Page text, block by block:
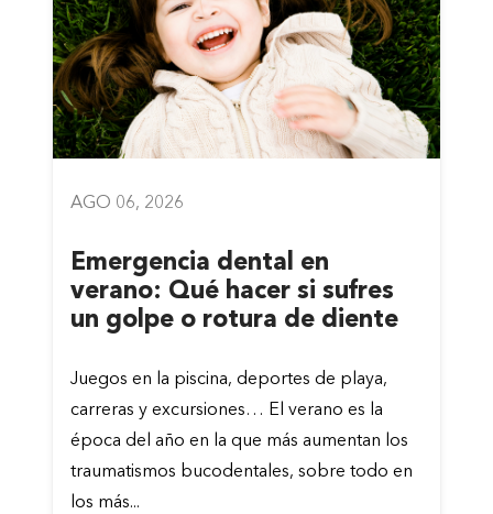
AGO 06, 2026
Emergencia dental en
verano: Qué hacer si sufres
un golpe o rotura de diente
Juegos en la piscina, deportes de playa,
carreras y excursiones… El verano es la
época del año en la que más aumentan los
traumatismos bucodentales, sobre todo en
los más...